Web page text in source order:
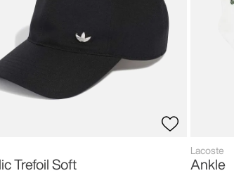
Trefoil Soft
Lacoste
Ankle